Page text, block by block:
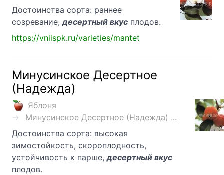
Достоинства сорта: раннее
созревание,десертный вкус плодов.
https://vniispk.ru/varieties/mantet
Минусинское Десертное
(Надежда)
Яблоня
Минусинское Десертное (Надежда) ...
Достоинства сорта: высокая
зимостойкость, скороплодность,
устойчивость к парше,десертный вкус
плодов.